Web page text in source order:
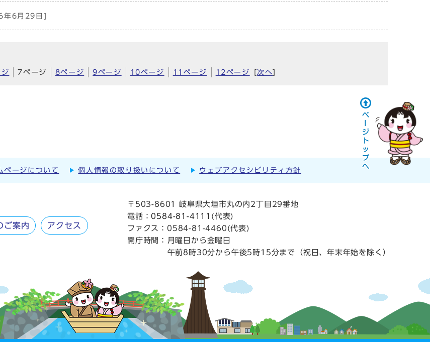
年6月29日]
7ページ 8ページ 9ページ 10ページ 11ページ 12ページ 次へ
ページについて 個人情報の取り扱いについて ウェブアクセシビリティ方針
ご案内 アクセス
〒503-8601 岐阜県大垣市丸の内2丁目29番地
電話：0584-81-4111 (代表)
ファクス：0584-81-4460(代表)
開庁時間： 月曜日から金曜日
午前8時30分から午後5時15分まで（祝日、年末年始を除く）